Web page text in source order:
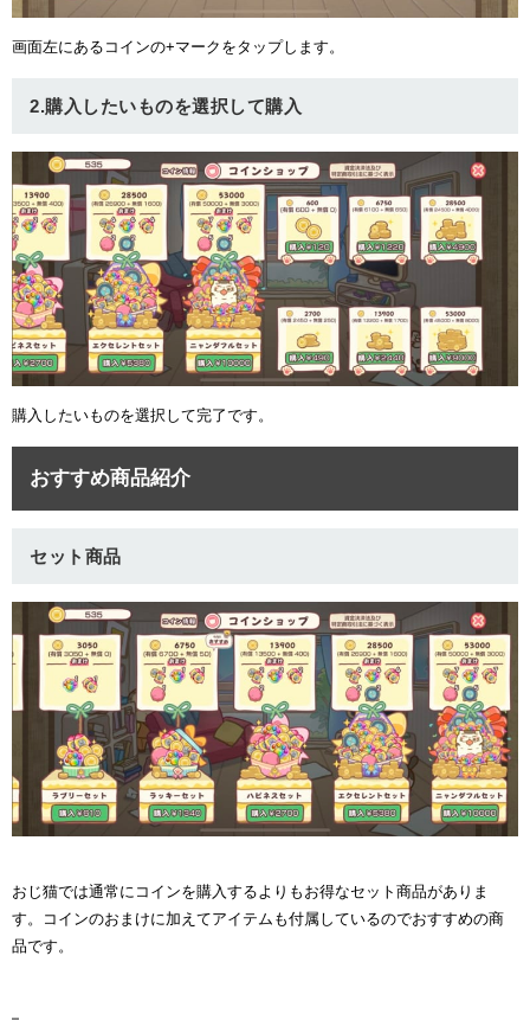
ュー
画面左にあるコインの+マークをタップします。
2.購入したいものを選択して購入
購入したいものを選択して完了です。
おすすめ商品紹介
セット商品
おじ猫では通常にコインを購入するよりもお得なセット商品がありま
す。コインのおまけに加えてアイテムも付属しているのでおすすめの商
品です。